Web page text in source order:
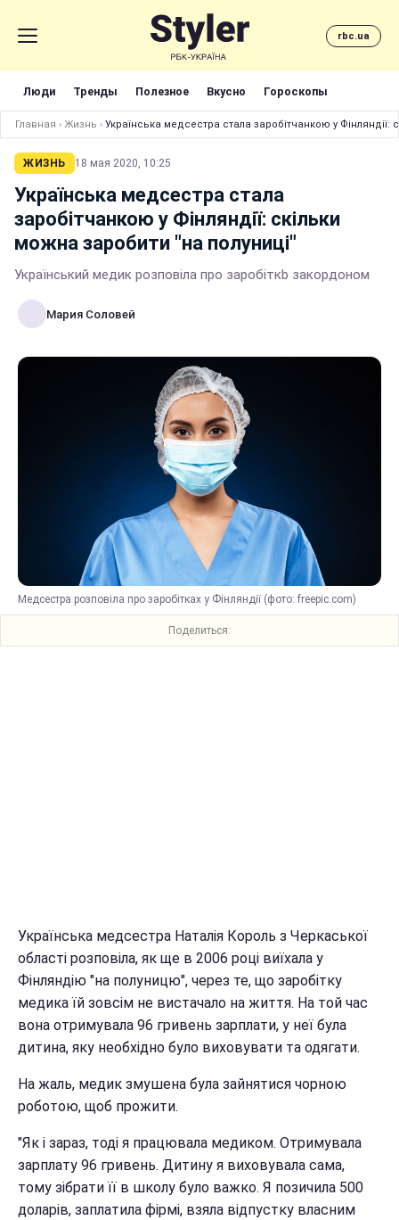
rbc.ua
Люди Тренды Полезное Вкусно Гороскопы
Главная › Жизнь › Українська медсестра стала заробітчанкою у Фінляндії:
ЖИЗНЬ 18 мая 2020, 10:25
Українська медсестра стала
заробітчанкою у Фінляндії: скільки
можна заробити "на полуниці"
Український медик розповіла про заробіткb закордоном
Мария Соловей
Медсестра розповіла про заробітках у Фінляндії (фото: freepic.com)
Поделиться:
Українська медсестра Наталія Король з Черкаської
області розповіла, як ще в 2006 році виїхала у
Фінляндію "на полуницю", через те, що заробітку
медика їй зовсім не вистачало на життя. На той час
вона отримувала 96 гривень зарплати, у неї була
дитина, яку необхідно було виховувати та одягати.
На жаль, медик змушена була зайнятися чорною
роботою, щоб прожити.
"Як і зараз, тоді я працювала медиком. Отримувала
зарплату 96 гривень. Дитину я виховувала сама,
тому зібрати її в школу було важко. Я позичила 500
доларів, заплатила фірмі, взяла відпустку власним